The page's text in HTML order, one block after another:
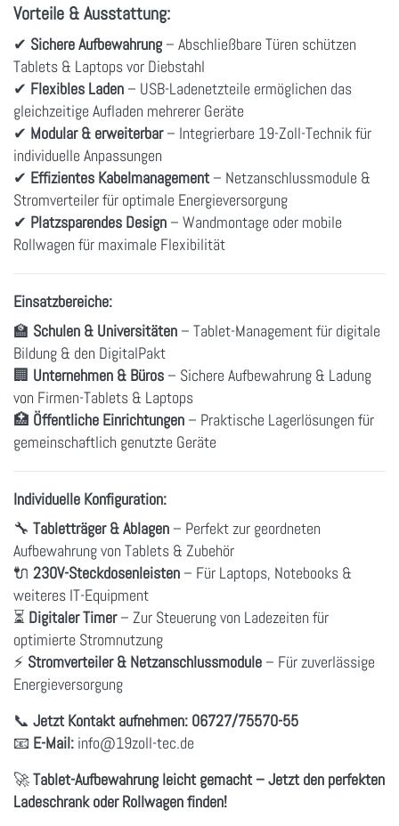
Vorteile & Ausstattung:
✔ Sichere Aufbewahrung – Abschließbare Türen schützen
Tablets & Laptops vor Diebstahl
✔ Flexibles Laden – USB-Ladenetzteile ermöglichen das
gleichzeitige Aufladen mehrerer Geräte
✔ Modular & erweiterbar– Integrierbare 19-Zoll-Technik für
individuelle Anpassungen
✔ Effizientes Kabelmanagement – Netzanschlussmodule &
Stromverteiler für optimale Energieversorgung
✔ Platzsparendes Design – Wandmontage oder mobile
Rollwagen für maximale Flexibilität
Einsatzbereiche:
🏫 Schulen & Universitäten – Tablet-Management für digitale
Bildung & den DigitalPakt
🏢 Unternehmen & Büros – Sichere Aufbewahrung & Ladung
von Firmen-Tablets & Laptops
🏥 Öffentliche Einrichtungen – Praktische Lagerlösungen für
gemeinschaftlich genutzte Geräte
Individuelle Konfiguration:
🔧 Tabletträger & Ablagen – Perfekt zur geordneten
Aufbewahrung von Tablets & Zubehör
🔌 230V-Steckdosenleisten – Für Laptops, Notebooks &
weiteres IT-Equipment
⏳ Digitaler Timer– Zur Steuerung von Ladezeiten für
optimierte Stromnutzung
⚡ Stromverteiler & Netzanschlussmodule – Für zuverlässige
Energieversorgung
📞 Jetzt Kontakt aufnehmen: 06727/75570-55
📧 E-Mail: info@19zoll-tec.de
🚀Tablet-Aufbewahrung leicht gemacht – Jetzt den perfekten
Ladeschrank oder Rollwagen finden!